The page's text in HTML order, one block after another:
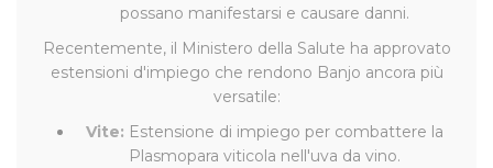
possano manifestarsi e causare danni.
Recentemente, il Ministero della Salute ha approvato
estensioni d'impiego che rendono Banjo ancora più
versatile:
Vite: Estensione di impiego per combattere la
Plasmopara viticola nell'uva da vino.